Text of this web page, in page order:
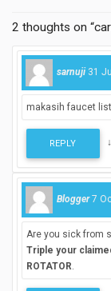
2 thoughts on
sarnuji 31
makasih faucet
REPLY ↓
Blogger 7
Are you sick from
Triple your
ROTATOR